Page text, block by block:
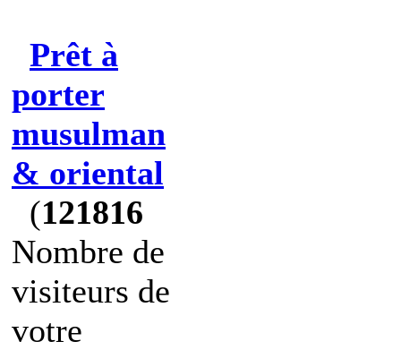
Prêt à
porter
musulman
& oriental
(121816
Nombre de
visiteurs de
votre